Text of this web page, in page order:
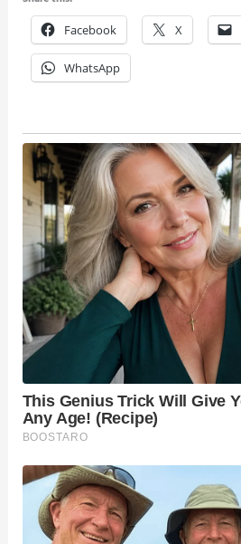
Facebook X
WhatsApp